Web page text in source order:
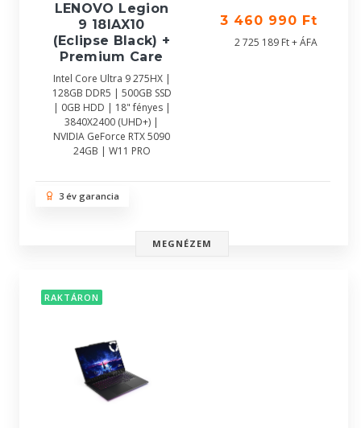
LENOVO Legion
9 18IAX10
(Eclipse Black) +
Premium Care
Intel Core Ultra 9 275HX |
128GB DDR5 | 500GB SSD
| 0GB HDD | 18" fényes |
3840X2400 (UHD+) |
NVIDIA GeForce RTX 5090
24GB | W11 PRO
3 460 990 Ft
2 725 189 Ft + ÁFA
3 év garancia
MEGNÉZEM
RAKTÁRON